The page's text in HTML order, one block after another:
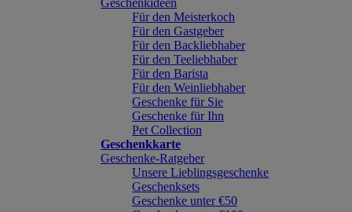
Geschenkideen
Für den Meisterkoch
Für den Gastgeber
Für den Backliebhaber
Für den Teeliebhaber
Für den Barista
Für den Weinliebhaber
Geschenke für Sie
Geschenke für Ihn
Pet Collection
Geschenkkarte
Geschenke-Ratgeber
Unsere Lieblingsgeschenke
Geschenksets
Geschenke unter €50